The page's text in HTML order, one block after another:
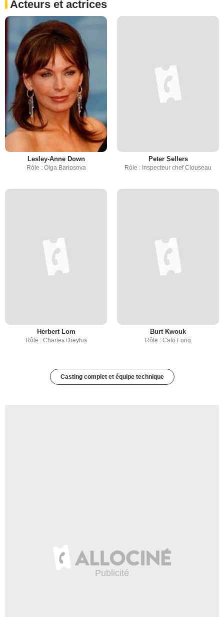
Acteurs et actrices
Lesley-Anne Down
Rôle : Olga Bariosova
Peter Sellers
Rôle : Inspecteur chef Clouseau
Herbert Lom
Rôle : Charles Dreyfus
Burt Kwouk
Rôle : Cato Fong
Casting complet et équipe technique